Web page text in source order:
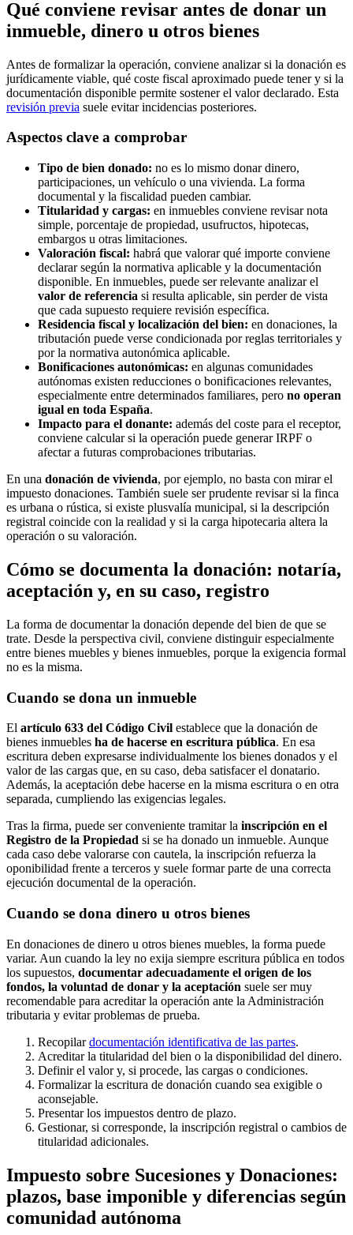
Qué conviene revisar antes de donar un
inmueble, dinero u otros bienes
Antes de formalizar la operación, conviene analizar si la donación es
jurídicamente viable, qué coste fiscal aproximado puede tener y si la
documentación disponible permite sostener el valor declarado. Esta
revisión previa suele evitar incidencias posteriores.
Aspectos clave a comprobar
Tipo de bien donado: no es lo mismo donar dinero,
participaciones, un vehículo o una vivienda. La forma
documental y la fiscalidad pueden cambiar.
Titularidad y cargas: en inmuebles conviene revisar nota
simple, porcentaje de propiedad, usufructos, hipotecas,
embargos u otras limitaciones.
Valoración fiscal: habrá que valorar qué importe conviene
declarar según la normativa aplicable y la documentación
disponible. En inmuebles, puede ser relevante analizar el
valor de referencia si resulta aplicable, sin perder de vista
que cada supuesto requiere revisión específica.
Residencia fiscal y localización del bien: en donaciones, la
tributación puede verse condicionada por reglas territoriales y
por la normativa autonómica aplicable.
Bonificaciones autonómicas: en algunas comunidades
autónomas existen reducciones o bonificaciones relevantes,
especialmente entre determinados familiares, pero no operan
igual en toda España.
Impacto para el donante: además del coste para el receptor,
conviene calcular si la operación puede generar IRPF o
afectar a futuras comprobaciones tributarias.
En una donación de vivienda, por ejemplo, no basta con mirar el
impuesto donaciones. También suele ser prudente revisar si la finca
es urbana o rústica, si existe plusvalía municipal, si la descripción
registral coincide con la realidad y si la carga hipotecaria altera la
operación o su valoración.
Cómo se documenta la donación: notaría,
aceptación y, en su caso, registro
La forma de documentar la donación depende del bien de que se
trate. Desde la perspectiva civil, conviene distinguir especialmente
entre bienes muebles y bienes inmuebles, porque la exigencia formal
no es la misma.
Cuando se dona un inmueble
El artículo 633 del Código Civil establece que la donación de
bienes inmuebles ha de hacerse en escritura pública. En esa
escritura deben expresarse individualmente los bienes donados y el
valor de las cargas que, en su caso, deba satisfacer el donatario.
Además, la aceptación debe hacerse en la misma escritura o en otra
separada, cumpliendo las exigencias legales.
Tras la firma, puede ser conveniente tramitar la inscripción en el
Registro de la Propiedad si se ha donado un inmueble. Aunque
cada caso debe valorarse con cautela, la inscripción refuerza la
oponibilidad frente a terceros y suele formar parte de una correcta
ejecución documental de la operación.
Cuando se dona dinero u otros bienes
En donaciones de dinero u otros bienes muebles, la forma puede
variar. Aun cuando la ley no exija siempre escritura pública en todos
los supuestos, documentar adecuadamente el origen de los
fondos, la voluntad de donar y la aceptación suele ser muy
recomendable para acreditar la operación ante la Administración
tributaria y evitar problemas de prueba.
Recopilardocumentación identificativa de las partes.
Acreditar la titularidad del bien o la disponibilidad del dinero.
Definir el valor y, si procede, las cargas o condiciones.
Formalizar la escritura de donación cuando sea exigible o
aconsejable.
Presentar los impuestos dentro de plazo.
Gestionar, si corresponde, la inscripción registral o cambios de
titularidad adicionales.
Impuesto sobre Sucesiones y Donaciones:
plazos, base imponible y diferencias según
comunidad autónoma